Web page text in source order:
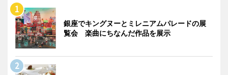
銀座でキングヌーとミレニアムパレードの展
覧会 楽曲にちなんだ作品を展示